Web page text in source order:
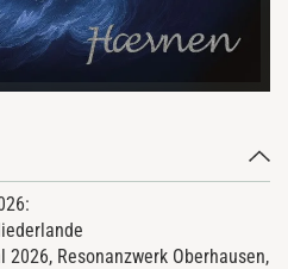
Resonanzwerk Oberhausen,